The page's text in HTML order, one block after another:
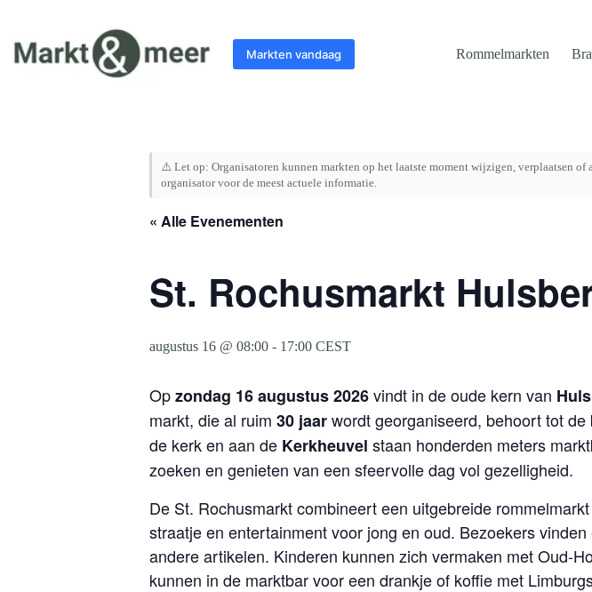
inhoud
Markten vandaag Rommelmarkten
⚠️ Let op: Organisatoren kunnen markten op het laatste moment wijzigen, verplaatsen
organisator voor de meest actuele informatie.
« Alle Evenementen
St. Rochusmarkt
augustus 16 @ 08:00 - 17:00 CEST
Opzondag 16 augustus 2026vindt in de oude kern van
markt, die al ruim 30 jaarwordt georganiseerd, behoort tot
de kerk en aan de Kerkheuvel staan honderden meters
zoeken en genieten van een sfeervolle dag vol gezelligheid.
De St. Rochusmarkt combineert een uitgebreide
straatje en entertainment voor jong en oud. Bezoekers
andere artikelen. Kinderen kunnen zich vermaken met Oud-
kunnen in de marktbar voor een drankje of koffie met